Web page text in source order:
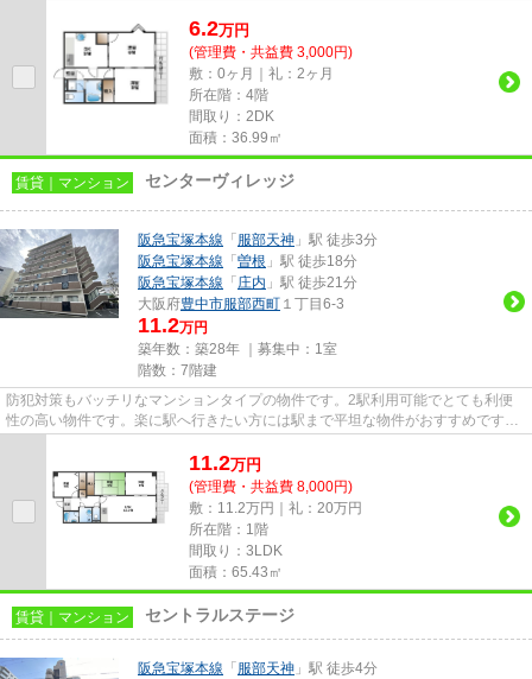
6.2万円
(管理費・共益費 3,000円)
敷：0ヶ月｜礼：2ヶ月
所在階：4階
間取り：2DK
面積：36.99㎡
賃貸｜マンション センターヴィレッジ
阪急宝塚本線 「 服部天神 」駅 徒歩3分
阪急宝塚本線 「 曽根 」駅 徒歩18分
阪急宝塚本線 「 庄内 」駅 徒歩21分
大阪府豊中市服部西町 １丁目6-3
11.2万円
築年数：築28年 ｜募集中： 1室
階数：7階建
防犯対策もバッチリなマンションタイプの物件です。2駅利用可能でとても利便
性の高い物件です。楽に駅へ行きたい方には駅まで平坦な物件がおすすめです。
11.2万円
(管理費・共益費 8,000円)
敷：11.2万円｜礼：20万円
所在階：1階
間取り：3LDK
面積：65.43㎡
賃貸｜マンション セントラルステージ
阪急宝塚本線 「 服部天神 」駅 徒歩4分